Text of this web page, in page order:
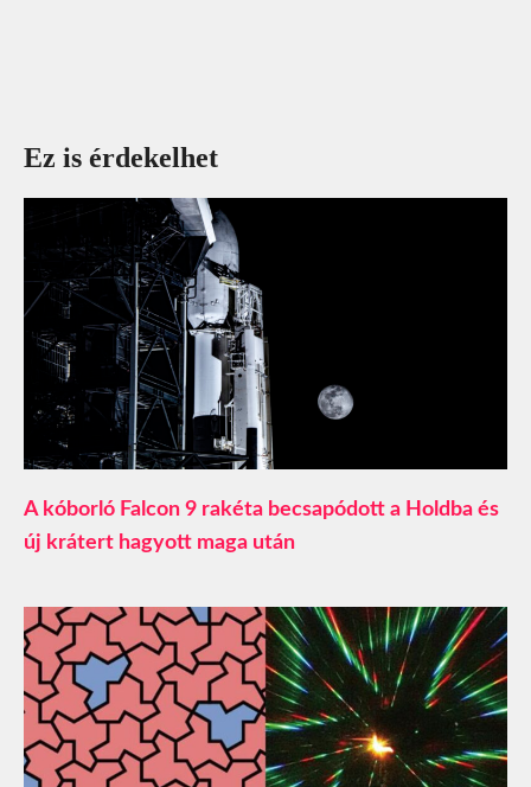
Ez is érdekelhet
A kóborló Falcon 9 rakéta becsapódott a Holdba és
új krátert hagyott maga után